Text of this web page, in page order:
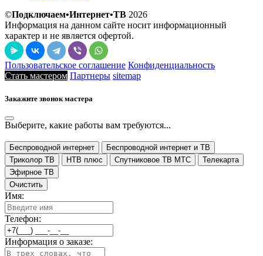
©Подключаем•Интернет•ТВ 2026
Информация на данном сайте носит информационный
характер и не является офертой.
Пользовательское соглашение Конфиденциальность
Стать мастером Партнеры sitemap
Закажите звонок мастера
Выберите, какие работы вам требуются...
Беспроводной интернет
Беспроводной интернет и ТВ
Триколор ТВ
НТВ плюс Спутниковое ТВ МТС
Телекарта
Эфирное ТВ
Очистить
Имя:
Телефон:
Информация о заказе: